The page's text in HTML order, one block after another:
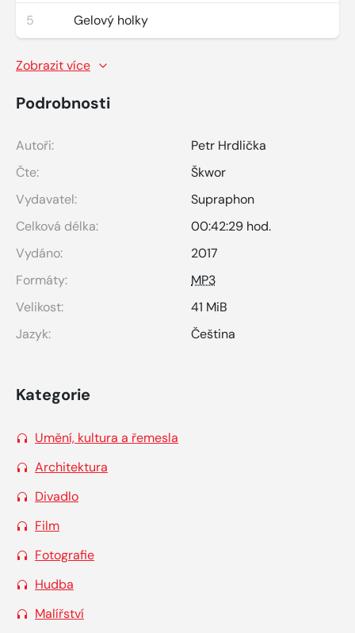
5 Gelový holky
Zobrazit více
Podrobnosti
Autoři:
Petr Hrdlička
Čte:
Škwor
Vydavatel:
Supraphon
Celková délka:
00:42:29 hod.
Vydáno:
2017
Formáty:
MP3
Velikost:
41 MiB
Jazyk:
Čeština
Kategorie
Umění, kultura a řemesla
Architektura
Divadlo
Film
Fotografie
Hudba
Malířství